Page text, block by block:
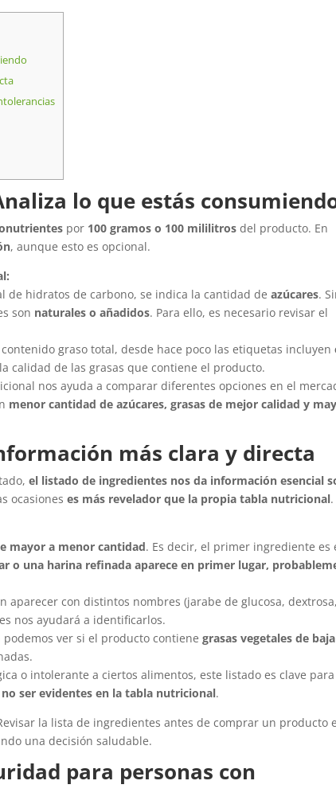
lo que estás
por 100 gramos o 100 mililitros del producto. En
, aunque esto es opcional.
de hidratos de carbono, se indica la cantidad deazúcares.
son naturales o añadidos. Para ello, es necesario revisar el
graso total, desde hace poco las etiquetas incluyen
calidad de las grasas que contiene el producto.
nos ayuda a comparar diferentes opciones en el
menor cantidad de azúcares, grasas de mejor calidad y
más clara y directa
el listado de ingredientes nos da información esencial
ocasioneses más revelador que la propia tabla nutricional.
mayor a menor cantidad. Es decir, el primer ingrediente es
o una harina refinada aparece en primer lugar,
aparecer con distintos nombres (jarabe de glucosa, dextrosa,
nos ayudará a identificarlos.
podemos ver si el producto contienegrasas vegetales de baja
o intolerante a ciertos alimentos, este listado es clave para
ser evidentes en la tabla nutricional.
la lista de ingredientes antes de comprar un producto
una decisión saludable.
para personas con